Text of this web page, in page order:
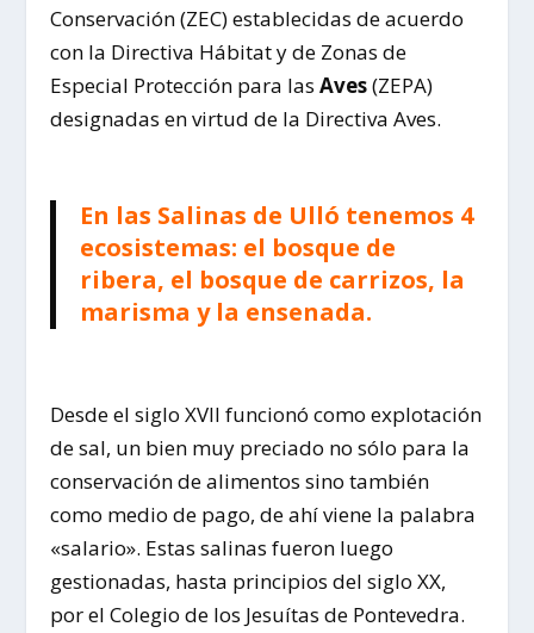
Conservación (ZEC) establecidas de acuerdo
con la Directiva Hábitat y de Zonas de
Especial Protección para lasAves(ZEPA)
designadas en virtud de la Directiva Aves.
En las Salinas de Ulló tenemos 4
ecosistemas: el bosque de
ribera, el bosque de carrizos, la
marisma y la ensenada.
Desde el siglo XVII funcionó como explotación
de sal, un bien muy preciado no sólo para la
conservación de alimentos sino también
como medio de pago, de ahí viene la palabra
«salario». Estas salinas fueron luego
gestionadas, hasta principios del siglo XX,
por el Colegio de los Jesuítas de Pontevedra.